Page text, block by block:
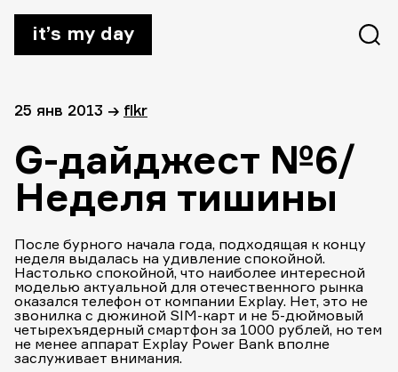
it’s my day
25 янв 2013 → flkr
G-дайджест №6/
Неделя тишины
После бурного начала года, подходящая к концу
неделя выдалась на удивление спокойной.
Настолько спокойной, что наиболее интересной
моделью актуальной для отечественного рынка
оказался телефон от компании Explay. Нет, это не
звонилка с дюжиной SIM-карт и не 5-дюймовый
четырехъядерный смартфон за 1000 рублей, но тем
не менее аппарат Explay Power Bank вполне
заслуживает внимания.